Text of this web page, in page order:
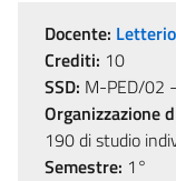
Docente:
Crediti: 10
SSD: M-PED/02 -
Organizzazione
190 di studio
Semestre: 1°